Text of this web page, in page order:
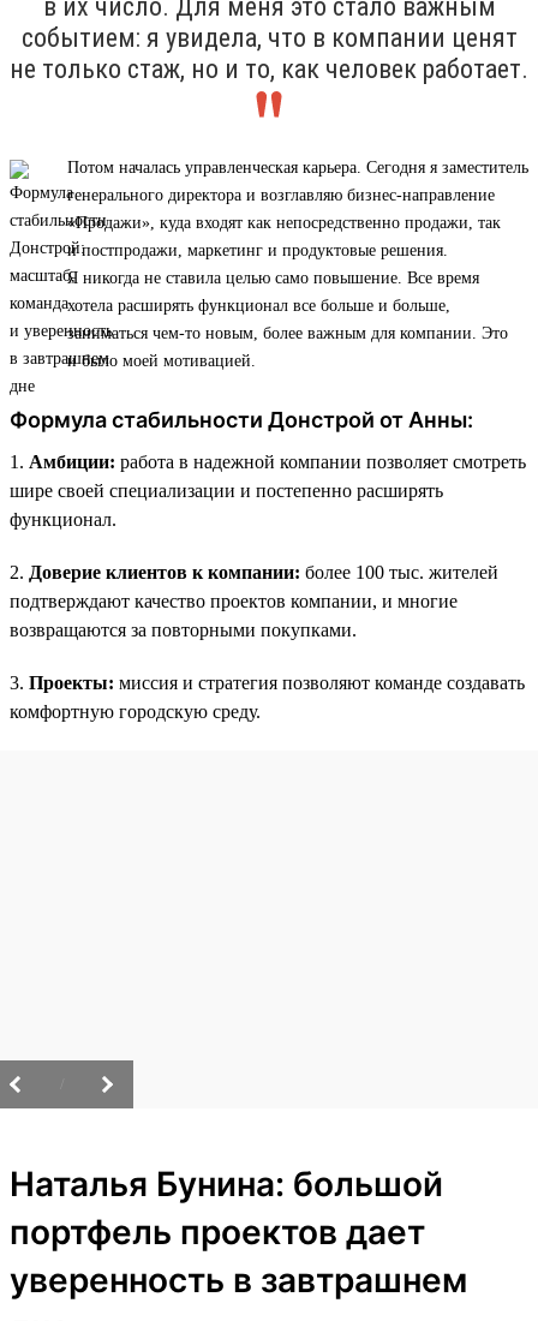
в их число. Для меня это стало важным
событием: я увидела, что в компании ценят
не только стаж, но и то, как человек работает.
Потом началась управленческая карьера. Сегодня я заместитель
генерального директора и возглавляю бизнес-направление
«Продажи», куда входят как непосредственно продажи, так
и постпродажи, маркетинг и продуктовые решения.
Я никогда не ставила целью само повышение. Все время
хотела расширять функционал все больше и больше,
заниматься чем-то новым, более важным для компании. Это
и было моей мотивацией.
Формула стабильности Донстрой от Анны:
1. Амбиции: работа в надежной компании позволяет смотреть
шире своей специализации и постепенно расширять
функционал.
2. Доверие клиентов к компании: более 100 тыс. жителей
подтверждают качество проектов компании, и многие
возвращаются за повторными покупками.
3. Проекты: миссия и стратегия позволяют команде создавать
комфортную городскую среду.
Наталья Бунина: большой
портфель проектов дает
уверенность в завтрашнем